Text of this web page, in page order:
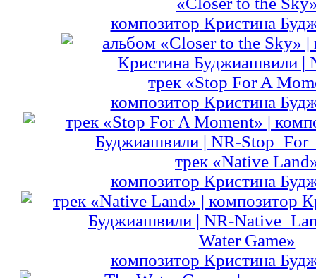
композитор Кристина
трек «Stop For A
композитор Кристина
трек «Native
композитор Кристина
Water Game»
композитор Кристина